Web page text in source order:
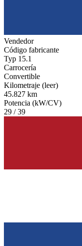
Vendedor
Código fabricante
Typ 15.1
Carrocería
Convertible
Kilometraje (leer)
45.827 km
Potencia (kW/CV)
29 / 39